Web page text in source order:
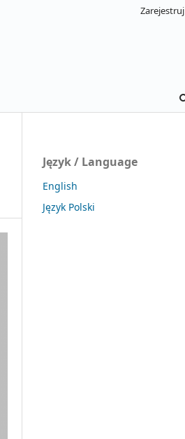
Zarejestruj
Język / Language
English
Język Polski